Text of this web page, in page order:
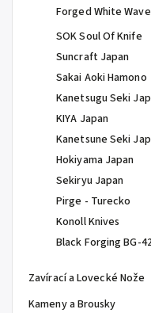
Forged White
SOK Soul Of Knife
Suncraft Japan
Sakai Aoki Hamono
Kanetsugu Seki
KIYA Japan
Kanetsune Seki
Hokiyama Japan
Sekiryu Japan
Pirge - Turecko
Konoll Knives
Black Forging BG-
Zavírací a Lovecké Nože
Kameny a Brousky